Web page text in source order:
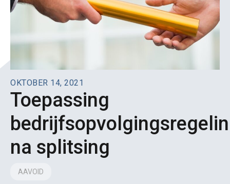
OKTOBER 14, 2021
Toepassing
na splitsing
AAVOID